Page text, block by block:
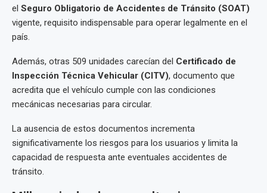
el Seguro Obligatorio de Accidentes de Tránsito (SOAT)
vigente, requisito indispensable para operar legalmente en el
país.
Además, otras 509 unidades carecían del Certificado de
Inspección Técnica Vehicular (CITV), documento que
acredita que el vehículo cumple con las condiciones
mecánicas necesarias para circular.
La ausencia de estos documentos incrementa
significativamente los riesgos para los usuarios y limita la
capacidad de respuesta ante eventuales accidentes de
tránsito.